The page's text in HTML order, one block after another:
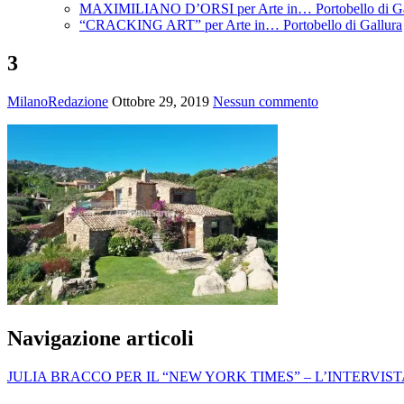
MAXIMILIANO D’ORSI per Arte in… Portobello di
“CRACKING ART” per Arte in… Portobello di Gallura
3
MilanoRedazione Ottobre 29, 2019 Nessun commento
Navigazione articoli
JULIA BRACCO PER IL “NEW YORK TIMES” –